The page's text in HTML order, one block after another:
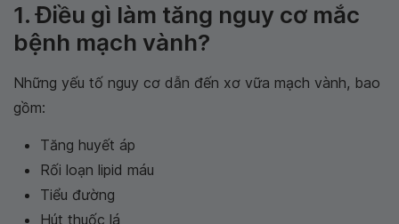
1. Điều gì làm tăng nguy cơ mắc
bệnh mạch vành?
Những yếu tố nguy cơ dẫn đến xơ vữa mạch vành, bao
gồm:
Tăng huyết áp
Rối loạn lipid máu
Tiểu đường
Hút thuốc lá